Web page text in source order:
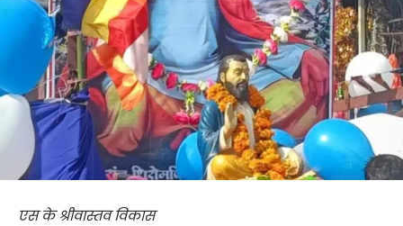
एस के श्रीवास्तव विकास